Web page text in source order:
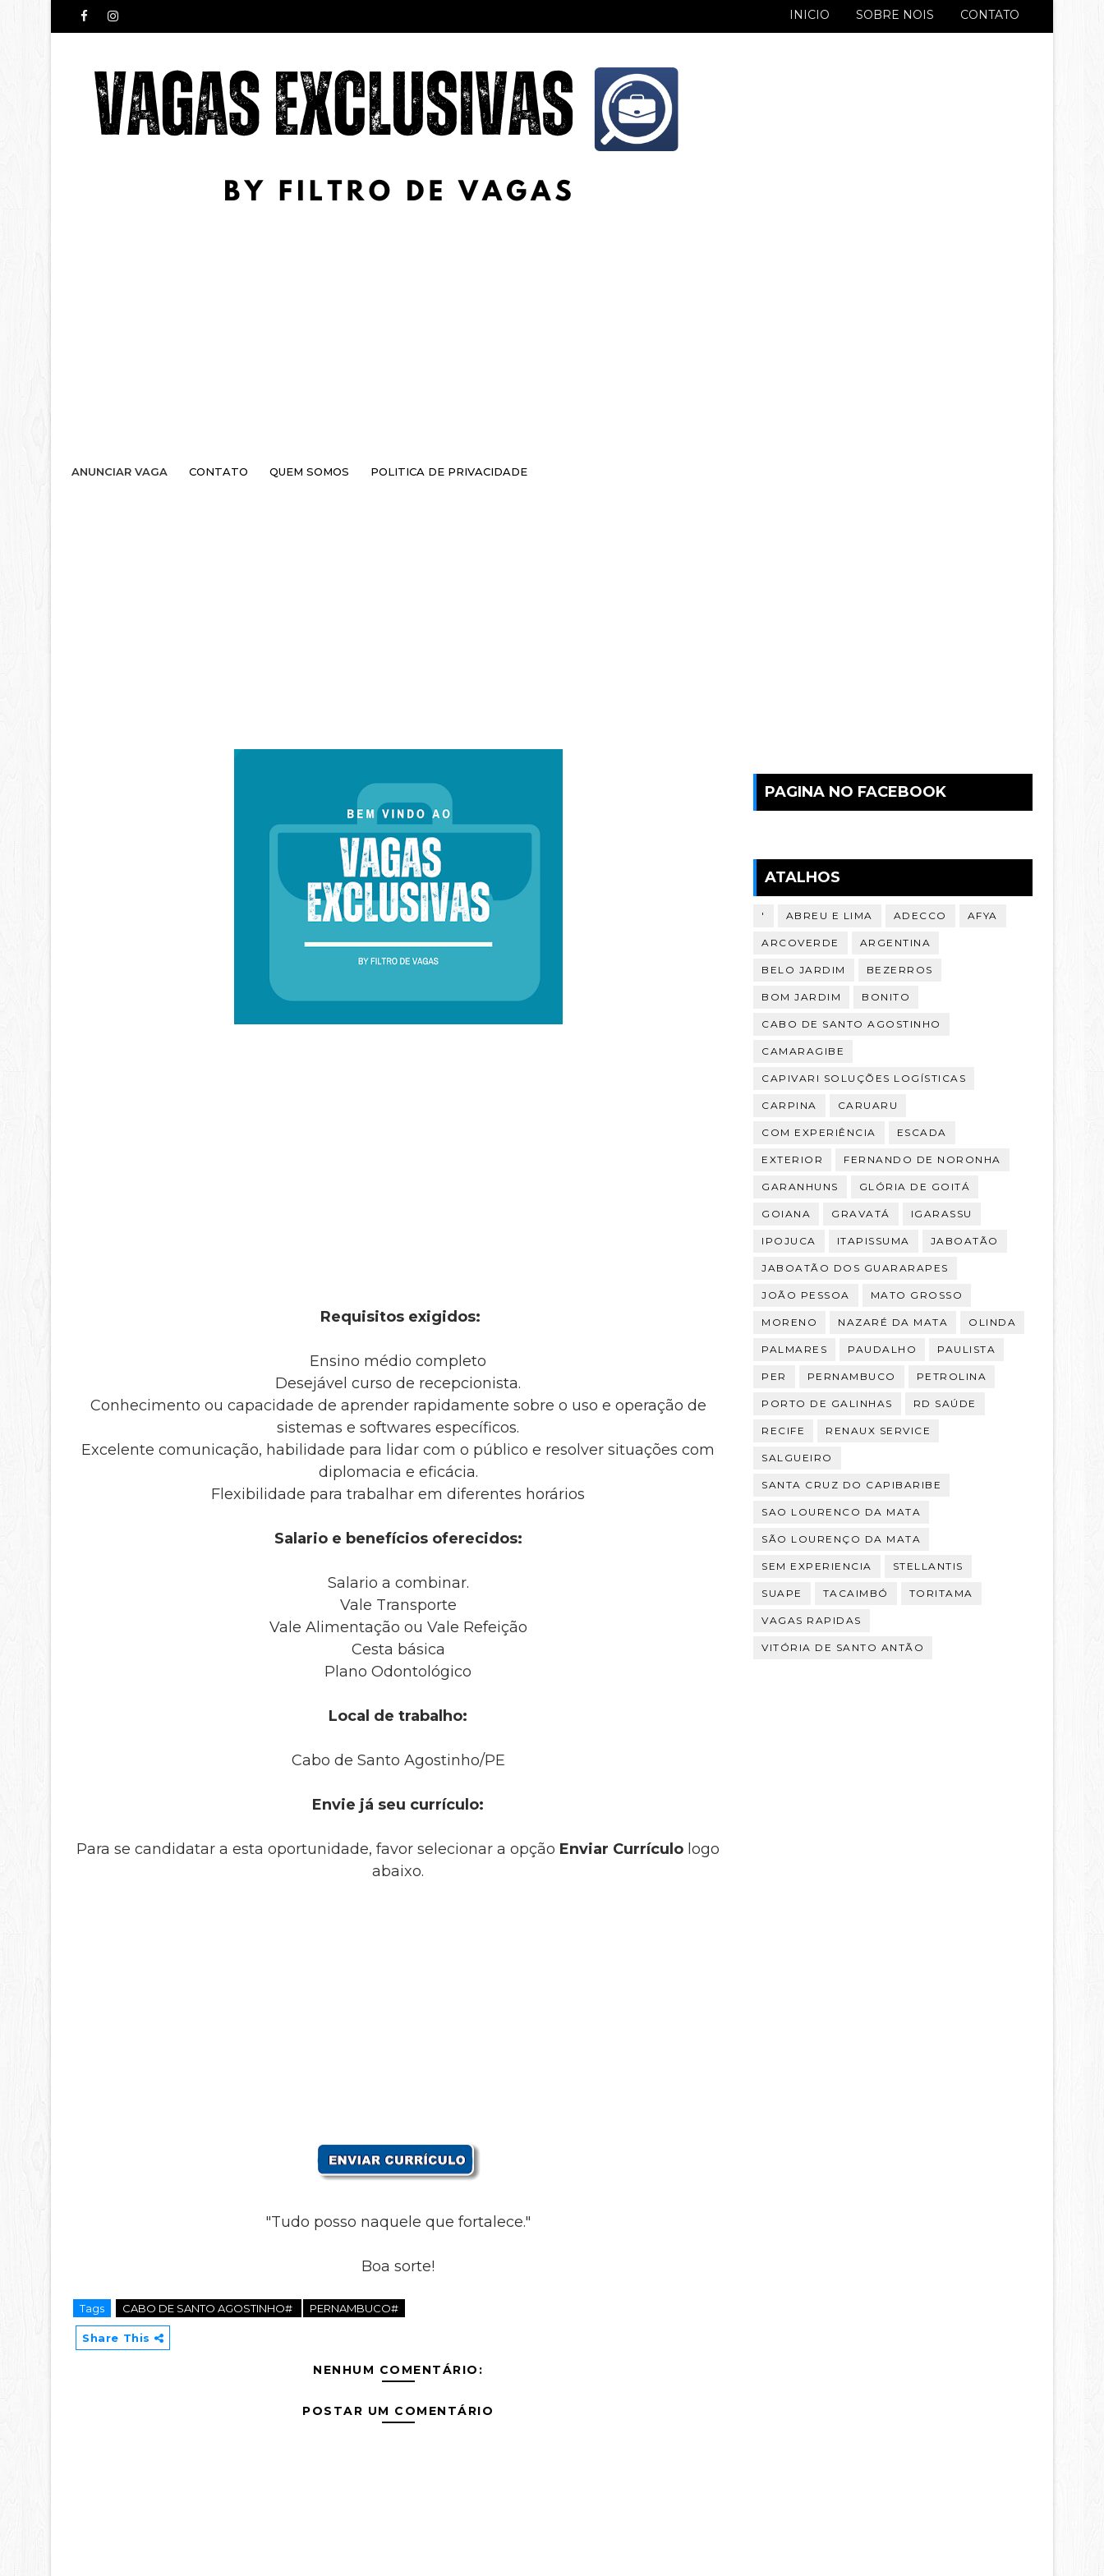
INICIO SOBRE NOIS CONTATO
ANUNCIAR VAGA CONTATO QUEM SOMOS POLITICA DE PRIVACIDADE
Requisitos exigidos:
Ensino médio completo
Desejável curso de recepcionista.
Conhecimento ou capacidade de aprender rapidamente sobre o uso e operação de
sistemas e softwares específicos.
Excelente comunicação, habilidade para lidar com o público e resolver situações com
diplomacia e eficácia.
Flexibilidade para trabalhar em diferentes horários
Salario e benefícios oferecidos:
Salario a combinar.
Vale Transporte
Vale Alimentação ou Vale Refeição
Cesta básica
Plano Odontológico
Local de trabalho:
Cabo de Santo Agostinho/PE
Envie já seu currículo:
Para se candidatar a esta oportunidade, favor selecionar a opção Enviar Currículo logo
abaixo.
"Tudo posso naquele que fortalece."
Boa sorte!
Tags CABO DE SANTO AGOSTINHO# PERNAMBUCO#
Share This
NENHUM COMENTÁRIO:
POSTAR UM COMENTÁRIO
PAGINA NO FACEBOOK
ATALHOS
' ABREU E LIMA ADECCO AFYA
ARCOVERDE ARGENTINA
BELO JARDIM BEZERROS
BOM JARDIM BONITO
CABO DE SANTO AGOSTINHO
CAMARAGIBE
CAPIVARI SOLUÇÕES LOGÍSTICAS
CARPINA CARUARU
COM EXPERIÊNCIA ESCADA
EXTERIOR FERNANDO DE NORONHA
GARANHUNS GLÓRIA DE GOITÁ
GOIANA GRAVATÁ IGARASSU
IPOJUCA ITAPISSUMA JABOATÃO
JABOATÃO DOS GUARARAPES
JOÃO PESSOA MATO GROSSO
MORENO NAZARÉ DA MATA OLINDA
PALMARES PAUDALHO PAULISTA
PER PERNAMBUCO PETROLINA
PORTO DE GALINHAS RD SAÚDE
RECIFE RENAUX SERVICE
SALGUEIRO
SANTA CRUZ DO CAPIBARIBE
SAO LOURENCO DA MATA
SÃO LOURENÇO DA MATA
SEM EXPERIENCIA STELLANTIS
SUAPE TACAIMBÓ TORITAMA
VAGAS RAPIDAS
VITÓRIA DE SANTO ANTÃO